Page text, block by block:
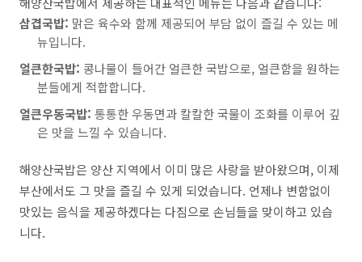
삼겹국밥: 맑은 육수와 함께 제공되어 부담 없이 즐길 수 있는 메
뉴입니다.
얼큰한국밥: 콩나물이 들어간 얼큰한 국밥으로, 얼큰함을 원하는
분들에게 적합합니다.
얼큰우동국밥: 통통한 우동면과 칼칼한 국물이 조화를 이루어 깊
은 맛을 느낄 수 있습니다.
해양산국밥은 양산 지역에서 이미 많은 사랑을 받아왔으며, 이제
부산에서도 그 맛을 즐길 수 있게 되었습니다. 언제나 변함없이
맛있는 음식을 제공하겠다는 다짐으로 손님들을 맞이하고 있습
니다.